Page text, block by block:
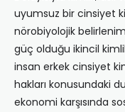
uyumsuz bir cinsiyet
nörobiyolojik
güç olduğu ikincil
insan erkek cinsiyet
hakları konusundaki
ekonomi karşısında